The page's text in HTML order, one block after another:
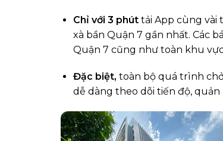
Chỉ với 3 phúttải App cùng vài
xà bần Quận 7 gần nhất. Các
Quận 7 cũng như toàn khu
Đặc biệt, toàn bộ quá trình
dễ dàng theo dõi tiến độ,